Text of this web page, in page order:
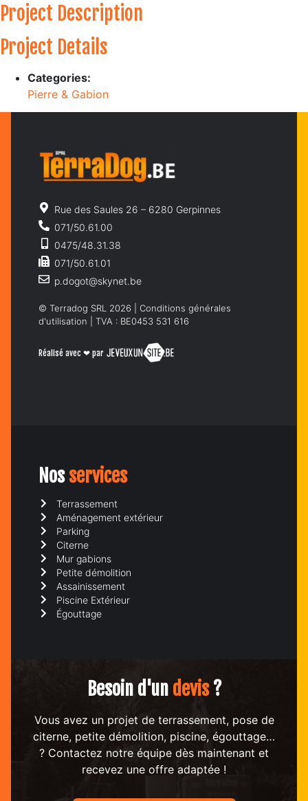
Project Description
Project Details
Categories:
Pierre & Gabion
Rue des Saules 26 – 6280 Gerpinnes
071/50.61.00
0475/48.31.38
071/50.61.01
p.dogot@skynet.be
© Terradog SRL 2026 | Conditions générales
d'utilisation | TVA : BE0453 531 616
Réalisé avec ❤ par
Nosservices
Terrassement
Aménagement extérieur
Parking
Citerne
Mur gabions
Petite démolition
Assainissement
Piscine Extérieur
Égouttage
Besoin d'un devis?
Vous avez un projet de terrassement, pose de
citerne, petite démolition, piscine, égouttage…
? Contactez notre équipe dès maintenant et
recevez une offre adaptée !